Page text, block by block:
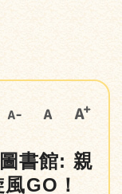
書館: 親
GO！